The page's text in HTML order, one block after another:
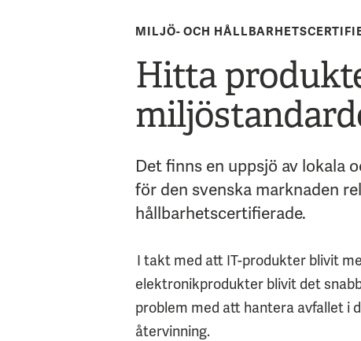
MILJÖ- OCH
Hitta
Det finns en uppsjö av lokala
för den svenska marknaden
hållbarhetscertifierade.
I takt med att IT-produkter blivit
elektronikprodukter blivit det
problem med att hantera avfallet i
återvinning.